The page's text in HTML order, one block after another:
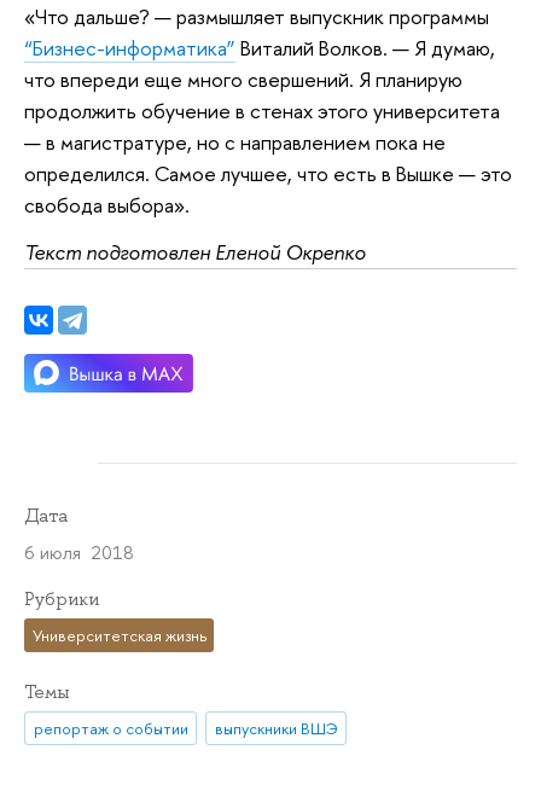
«Что дальше? — размышляет выпускник программы
“Бизнес-информатика” Виталий Волков. — Я думаю,
что впереди еще много свершений. Я планирую
продолжить обучение в стенах этого университета
— в магистратуре, но с направлением пока не
определился. Самое лучшее, что есть в Вышке — это
свобода выбора».
Текст подготовлен Еленой Окрепко
Дата
6 июля 2018
Рубрики
Университетская жизнь
Темы
репортаж о событии выпускники ВШЭ